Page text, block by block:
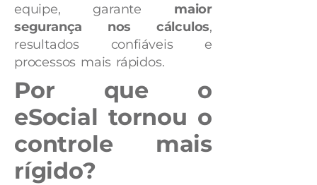
equipe, garante maior
segurança nos cálculos,
resultados confiáveis e
processos mais rápidos.
Por que o
eSocial tornou o
controle mais
rígido?